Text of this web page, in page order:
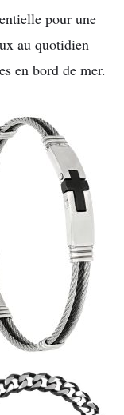
pour une
au quotidien
en bord de mer.